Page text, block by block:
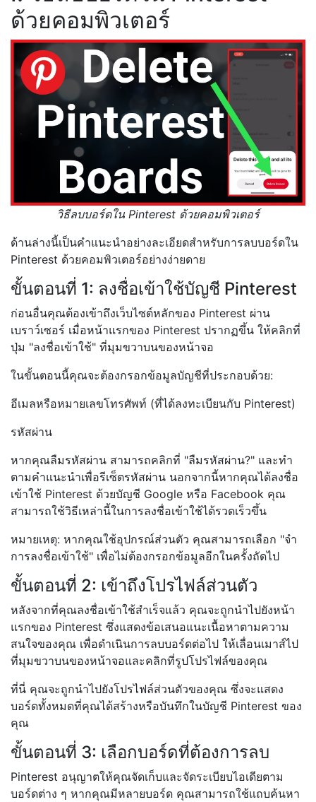
ด้วยคอมพิวเตอร์
วิธีลบบอร์ดใน Pinterest ด้วยคอมพิวเตอร์
ด้านล่างนี้เป็นคำแนะนำอย่างละเอียดสำหรับการลบบอร์ดใน
Pinterest ด้วยคอมพิวเตอร์อย่างง่ายดาย
ขั้นตอนที่ 1: ลงชื่อเข้าใช้บัญชี Pinterest
ก่อนอื่นคุณต้องเข้าถึงเว็บไซต์หลักของ Pinterest ผ่าน
เบราว์เซอร์ เมื่อหน้าแรกของ Pinterest ปรากฏขึ้น ให้คลิกที่
ปุ่ม "ลงชื่อเข้าใช้" ที่มุมขวาบนของหน้าจอ
ในขั้นตอนนี้คุณจะต้องกรอกข้อมูลบัญชีที่ประกอบด้วย:
อีเมลหรือหมายเลขโทรศัพท์ (ที่ได้ลงทะเบียนกับ Pinterest)
รหัสผ่าน
หากคุณลืมรหัสผ่าน สามารถคลิกที่ "ลืมรหัสผ่าน?" และทำ
ตามคำแนะนำเพื่อรีเซ็ตรหัสผ่าน นอกจากนี้หากคุณได้ลงชื่อ
เข้าใช้ Pinterest ด้วยบัญชี Google หรือ Facebook คุณ
สามารถใช้วิธีเหล่านี้ในการลงชื่อเข้าใช้ได้รวดเร็วขึ้น
หมายเหตุ: หากคุณใช้อุปกรณ์ส่วนตัว คุณสามารถเลือก "จำ
การลงชื่อเข้าใช้" เพื่อไม่ต้องกรอกข้อมูลอีกในครั้งถัดไป
ขั้นตอนที่ 2: เข้าถึงโปรไฟล์ส่วนตัว
หลังจากที่คุณลงชื่อเข้าใช้สำเร็จแล้ว คุณจะถูกนำไปยังหน้า
แรกของ Pinterest ซึ่งแสดงข้อเสนอแนะเนื้อหาตามความ
สนใจของคุณ เพื่อดำเนินการลบบอร์ดต่อไป ให้เลื่อนเมาส์ไป
ที่มุมขวาบนของหน้าจอและคลิกที่รูปโปรไฟล์ของคุณ
ที่นี่ คุณจะถูกนำไปยังโปรไฟล์ส่วนตัวของคุณ ซึ่งจะแสดง
บอร์ดทั้งหมดที่คุณได้สร้างหรือบันทึกในบัญชี Pinterest ของ
คุณ
ขั้นตอนที่ 3: เลือกบอร์ดที่ต้องการลบ
Pinterest อนุญาตให้คุณจัดเก็บและจัดระเบียบไอเดียตาม
บอร์ดต่าง ๆ หากคุณมีหลายบอร์ด คุณสามารถใช้แถบค้นหา